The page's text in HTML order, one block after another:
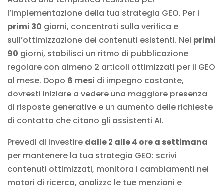
l’implementazione della tua strategia GEO. Per i
primi 30 giorni, concentrati sulla verifica e
sull’ottimizzazione dei contenuti esistenti. Nei primi
90 giorni, stabilisci un ritmo di pubblicazione
regolare con almeno 2 articoli ottimizzati per il GEO
al mese. Dopo 6 mesi di impegno costante,
dovresti iniziare a vedere una maggiore presenza
di risposte generative e un aumento delle richieste
di contatto che citano gli assistenti AI.
Prevedi di investire dalle 2 alle 4 ore a settimana
per mantenere la tua strategia GEO: scrivi
contenuti ottimizzati, monitora i cambiamenti nei
motori di ricerca, analizza le tue menzioni e